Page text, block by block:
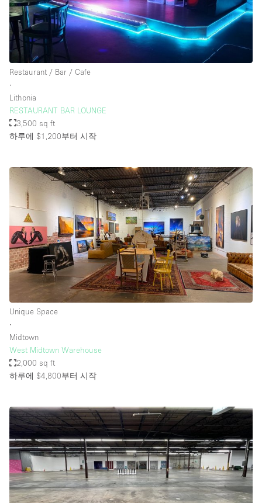
Restaurant / Bar / Cafe
∙
Lithonia
RESTAURANT BAR LOUNGE
3,500 sq ft
하루에 $1,200부터 시작
Unique Space
∙
Midtown
West Midtown Warehouse
2,000 sq ft
하루에 $4,800부터 시작